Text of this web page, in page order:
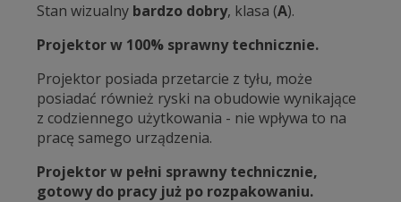
Stan wizualny bardzo dobry, klasa (A).
Projektor w 100% sprawny technicznie.
Projektor posiada przetarcie z tyłu, może
posiadać również ryski na obudowie wynikające
z codziennego użytkowania - nie wpływa to na
pracę samego urządzenia.
Projektor w pełni sprawny technicznie,
gotowy do pracy już po rozpakowaniu.